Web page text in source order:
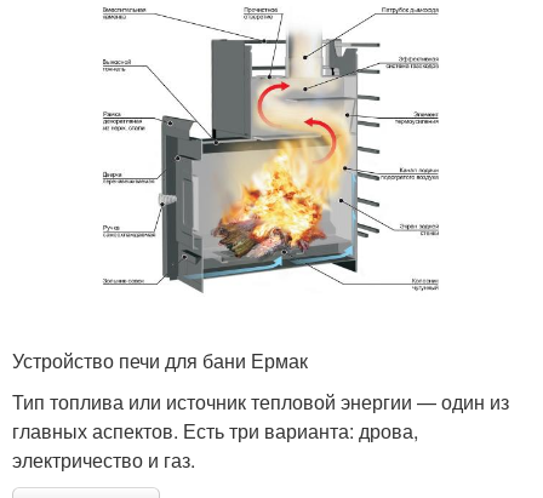
Устройство печи для бани Ермак
Тип топлива или источник тепловой энергии — один из
главных аспектов. Есть три варианта: дрова,
электричество и газ.